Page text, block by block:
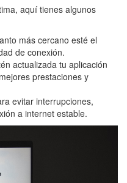
aquí tienes algunos
más cercano esté el
de conexión.
actualizada tu aplicación
prestaciones y
evitar interrupciones,
a internet estable.